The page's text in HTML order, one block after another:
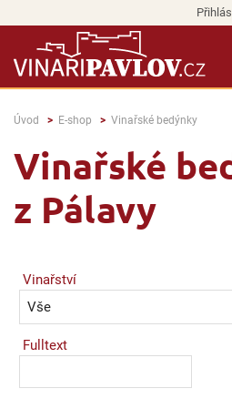
Úvod E-shop Vinařské bedýnky
Vinařské
z Pálavy
Vinařství
Fulltext